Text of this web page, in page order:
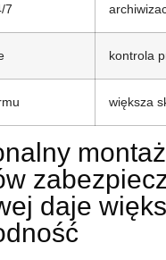
7
kontrola
większa
montaż
daje